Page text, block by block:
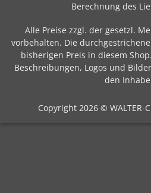
Berechnung des
Alle Preise zzgl. der gesetzl.
vorbehalten. Die
bisherigen Preis in diesem
Beschreibungen, Logos und
den
Copyright 2026 © WALTER-